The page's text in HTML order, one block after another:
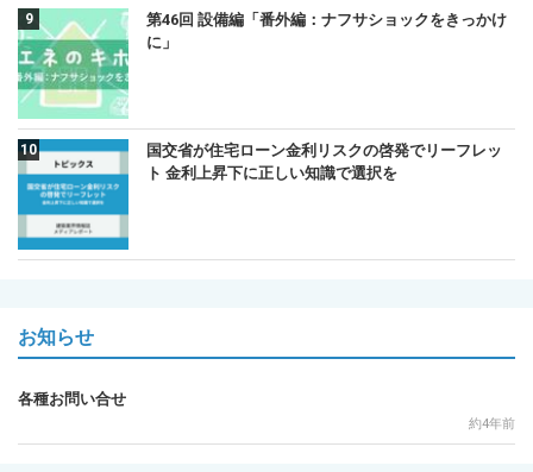
第46回 設備編「番外編：ナフサショックをきっかけ
に」
国交省が住宅ローン金利リスクの啓発でリーフレッ
ト 金利上昇下に正しい知識で選択を
お知らせ
各種お問い合せ
約4年前